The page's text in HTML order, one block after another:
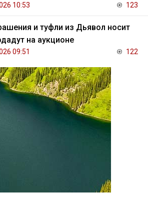
10:53 123
и туфли из Дьявол носит
на аукционе
09:51 122